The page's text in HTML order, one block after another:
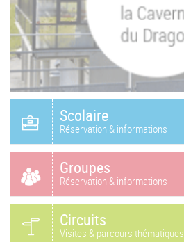
Scolaire
Réservation & informations
Groupes
Réservation & informations
Circuits
Visites & parcours thématiques